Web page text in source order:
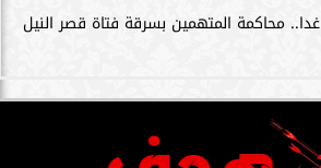
غدا.. محاكمة المتهمين بسرقة فتاة قصر النيل